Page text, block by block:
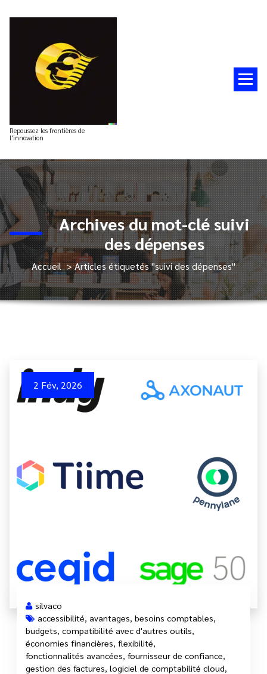
Repoussez les frontières de
l'innovation
Archives du mot-clé suivi
des dépenses
Accueil>Articles étiquetés "suivi des dépenses"
2 Fév, 2026
silvaco
accessibilité avantages besoins comptables
budgets compatibilité avec d'autres outils
économies financières flexibilité
fonctionnalités avancées fournisseur de confiance
gestion des factures logiciel de comptabilité cloud